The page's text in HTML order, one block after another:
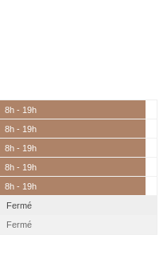
8h - 19h
8h - 19h
8h - 19h
8h - 19h
8h - 19h
Fermé
Fermé